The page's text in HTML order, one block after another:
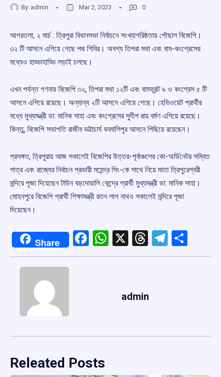
By admin Mar 2, 2023 0
আগরতলা, ২ মার্চ : ত্রিপুরা বিধানসভা নির্বাচনে সংখ্যাগরিষ্ঠতায় পৌছাল বিজেপি।
৩২ টি আসনে এগিয়ে গেছে পদ্ম শিবির। অবশ্য তিপরা মথা এবং বাম-কংগ্রেসের
মধ্যেও হাড্ডাহাড্ডি লড়াই চলছে।
এখন পর্যন্ত গণনায় বিজেপি ৩২, তিপরা মথা ১২টি এবং বামফ্রন্ট ৯ ও কংগ্রেস ৫ টি
আসনে এগিয়ে রয়েছে। অন্যান্য ২টি আসনে এগিয়ে গেছে। হেভিওয়েট প্রার্থীর
মধ্যে মুখ্যমন্ত্রী ডা: মানিক সাহা এবং কংগ্রেসের সুদীপ রায় বর্মণ এগিয়ে রয়েছে।
কিন্তু, বিজেপি সভাপতি রাজীব ভট্টাচার্য বনমালিপুর আসনে পিছিয়ে রয়েছেন।
প্রসঙ্গত, ত্রিপুরায় আজ সকালেই বিজেপির উত্তর-পূর্বাঞ্চলের কো-অর্ডিনেটর সম্বিত
পাত্র এবং রাজ্যের নির্বাচন প্রভারী মহেন্দ্র সিং-কে সাথে নিয়ে মাতা ত্রিপুরেশ্বরী
মন্দিরে পূজা দিয়েছেন টাউন বড়দোয়ালি কেন্দ্রে প্রার্থী মুখ্যমন্ত্রী ডা: মানিক সাহা।
মোহনপুরে বিজেপি প্রার্থী শিক্ষামন্ত্রী রতন লাল নাথও সকালেই মন্দিরে পূজা
দিয়েছেন।
Share Facebook
WhatsApp
X Threads
admin
Releated Posts